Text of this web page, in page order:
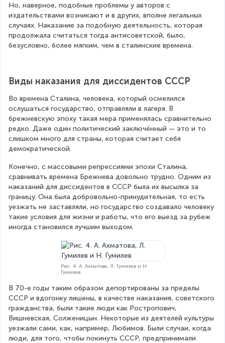
Но, наверное, подобные проблемы у авторов с
издательствами возникают и в других, вполне легальных
случаях. Наказание за подобную деятельность, которая
продолжала считаться тогда антисоветской, было,
безусловно, более мягким, чем в сталинские времена.
Виды наказания для диссидентов СССР
Во времена Сталина, человека, который осмелился
ослушаться государство, отправляли в лагеря. В
брежневскую эпоху такая мера применялась сравнительно
редко. Даже один политический заключённый — это и то
слишком много для страны, которая считает себя
демократической.
Конечно, с массовыми репрессиями эпохи Сталина,
сравнивать времена Брежнева довольно трудно. Одним из
наказаний для диссидентов в СССР была их высылка за
границу. Она была добровольно-принудительная, то есть
уезжать не заставляли, но государство создавало человеку
такие условия для жизни и работы, что его выезд за рубеж
иногда становился лучшим выходом.
Рис. 4. А. Ахматова, Л. Гумилев и Н.
Гумилев
В 70-е годы таким образом депортированы за пределы
СССР и вдогонку лишены, в качестве наказания, советского
гражданства, были такие люди как Ростропович,
Вишневская, Солженицын. Некоторые из деятелей культуры
уезжали сами, как, например, Любимов. Были случаи, когда
люди, для того, чтобы покинуть СССР, предпринимали